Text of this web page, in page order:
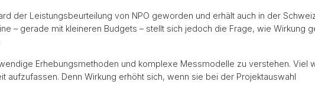
Foundations Manual Con·Sense Beratung
der Leistungsbeurteilung von NPO geworden und erhält auch in der
– gerade mit kleineren Budgets – stellt sich jedoch die Frage, wie Wirkung
Erhebungsmethoden und komplexe Messmodelle zu verstehen. Viel
aufzufassen. Denn Wirkung erhöht sich, wenn sie bei der Projektauswahl